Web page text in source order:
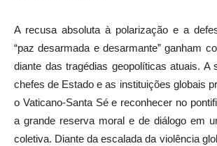
A recusa absoluta à polarização e a
“paz desarmada e desarmante” ganham
diante das tragédias geopolíticas atuais. A
chefes de Estado e as instituições globais
o Vaticano-Santa Sé e reconhecer no
a grande reserva moral e de diálogo em
coletiva. Diante da escalada da violência